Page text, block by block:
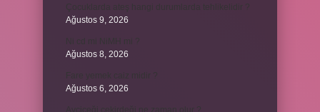
Ağustos 9, 2026
Ağustos 8, 2026
Ağustos 6, 2026